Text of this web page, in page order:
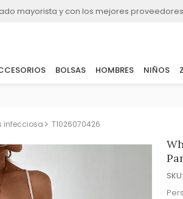
mayorista y con los mejores
BOLSAS HOMBRES NIÑOS
infecciosa T1026070426
SKU: